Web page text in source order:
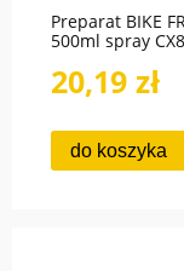
Preparat BIKE
500ml spray
20,19 zł
do koszyka